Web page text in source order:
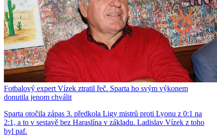
Fotbalový expert Vízek ztratil řeč. Sparta ho svým výkonem
donutila jenom chválit
Sparta otočila zápas 3. předkola Ligy mistrů proti Lyonu z 0:1 na
2:1, a to v sestavě bez Haraslína v základu. Ladislav Vízek z toho
byl paf.